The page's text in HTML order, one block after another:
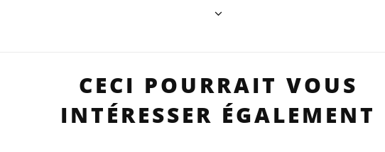
CECI POURRAIT VOUS
INTÉRESSER ÉGALEMENT